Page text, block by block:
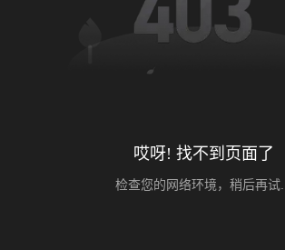
哎呀! 找不到页面了
检查您的网络环境，稍后再试...